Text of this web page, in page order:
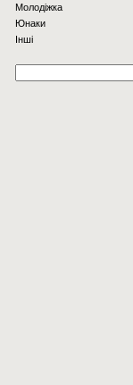
Молодіжка
Юнаки
Інші